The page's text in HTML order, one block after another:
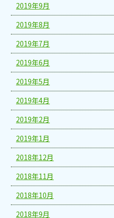
2019年9月
2019年8月
2019年7月
2019年6月
2019年5月
2019年4月
2019年2月
2019年1月
2018年12月
2018年11月
2018年10月
2018年9月